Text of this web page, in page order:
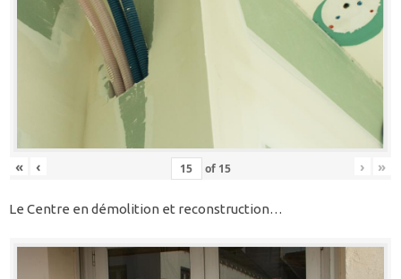
« ‹ of 15 › »
Le Centre en démolition et reconstruction…